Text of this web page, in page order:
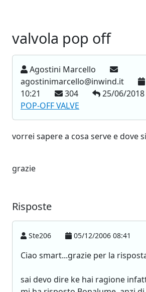
valvola pop off
Agostini Marcello
agostinimarcello@inwind.it
10:21
304
25/06/2018
POP-OFF VALVE
vorrei sapere a cosa serve e dove
grazie
Risposte
Ste206 05/12/2006 08:41
Ciao smart...grazie per la
sai devo dire ke hai ragione